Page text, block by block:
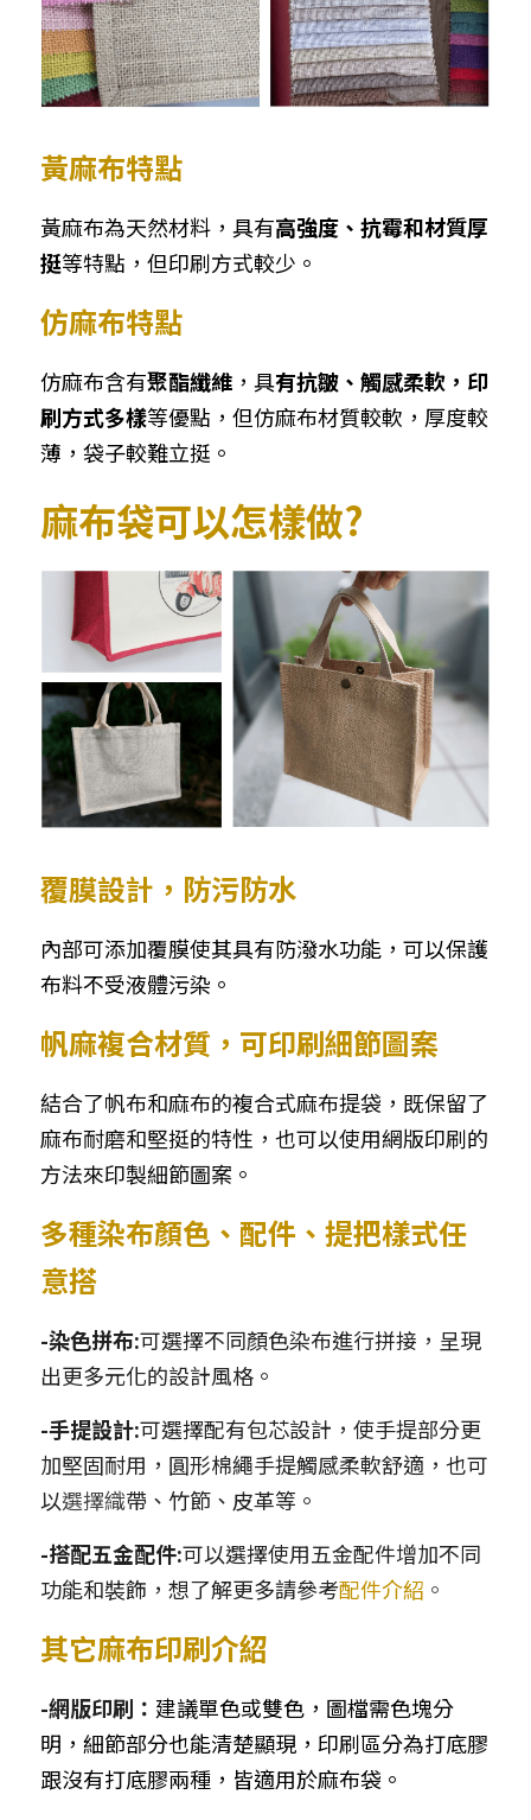
➢台灣茄芷袋
➢台灣CORDURA®尼龍布包
黃麻布特點
黃麻布為天然材料，具有高強度、抗霉和材質厚
挺等特點，但印刷方式較少。
仿麻布特點
仿麻布含有聚酯纖維 ，具有抗皺、觸感柔軟，印
刷方式多樣等優點，但仿麻布材質較軟，厚度較
薄，袋子較難立挺。
麻布袋可以怎樣做?
覆膜設計，防污防水
內部可添加覆膜使其具有防潑水功能，可以保護
布料不受液體污染。
帆麻複合材質，可印刷細節圖案
結合了帆布和麻布的複合式麻布提袋，既保留了
麻布耐磨和堅挺的特性，也可以使用網版印刷的
方法來印製細節圖案。
多種染布顏色、配件、提把樣式任
意搭
-染色拼布:可選擇不同顏色染布進行拼接，呈現
出更多元化的設計風格。
-手提設計:可選擇配有包芯設計，使手提部分更
加堅固耐用，圓形棉繩手提觸感柔軟舒適，也可
以選擇織帶、竹節、皮革等。
-搭配五金配件:可以選擇使用五金配件增加不同
功能和裝飾，想了解更多請參考配件介紹 。
其它麻布印刷介紹
-網版印刷： 建議單色或雙色，圖檔需色塊分
明，細節部分也能清楚顯現，印刷區分為打底膠
跟沒有打底膠兩種，皆適用於麻布袋。